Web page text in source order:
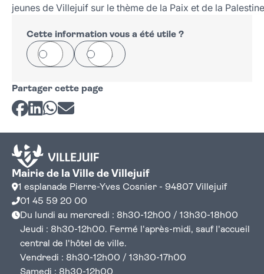
jeunes de Villejuif sur le thème de la Paix et de la
Cette information vous a été utile ?
Oui Non
Partager cette page
Partager sur Facebook
Partager sur LinkedIn
Partager sur Whatsapp
Partager par courriel
Mairie de la Ville de Villejuif
1 esplanade Pierre-Yves Cosnier - 94807 Villejuif
01 45 59 20 00
Du lundi au mercredi : 8h30-12h00 / 13h30-18h00
Jeudi : 8h30-12h00. Fermé l'après-midi, sauf l'accueil
central de l'hôtel de ville.
Vendredi : 8h30-12h00 / 13h30-17h00